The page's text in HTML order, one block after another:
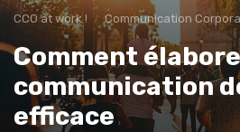
CCO at work ! Communication Corporate &
Comment
communication
efficace